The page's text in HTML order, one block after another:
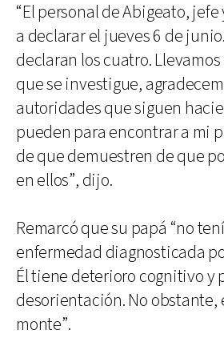
“El personal de Abigeato,
a declarar el jueves 6 de
declaran los cuatro.
que se investigue,
autoridades que siguen
pueden para encontrar a mi
de que demuestren de que
en ellos”, dijo.
Remarcó que su papá “no
enfermedad diagnosticada
Él tiene deterioro cognitivo y
desorientación. No obstante,
monte”.